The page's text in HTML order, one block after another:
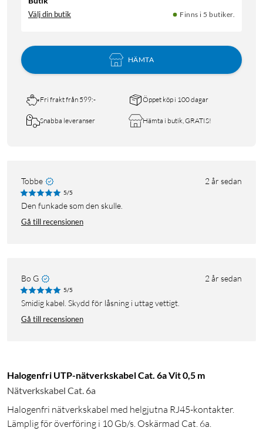
Välj din butik Finns i 5 butiker.
HÄMTA
Fri frakt från 599:- Öppet köp i 100 dagar
Snabba leveranser Hämta i butik, GRATIS!
Tobbe 2 år sedan
5/5
Den funkade som den skulle.
Gå till recensionen
Bo G 2 år sedan
5/5
Smidig kabel. Skydd för låsning i uttag vettigt.
Gå till recensionen
Halogenfri UTP-nätverkskabel Cat. 6a Vit 0,5 m
Nätverkskabel Cat. 6a
Halogenfri nätverkskabel med helgjutna RJ45-kontakter.
Lämplig för överföring i 10 Gb/s. Oskärmad Cat. 6a.